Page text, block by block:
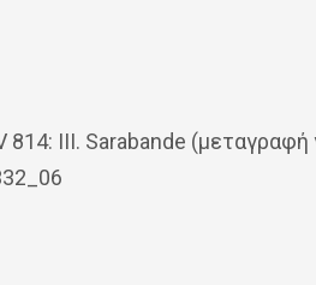
814: III. Sarabande (μεταγραφή